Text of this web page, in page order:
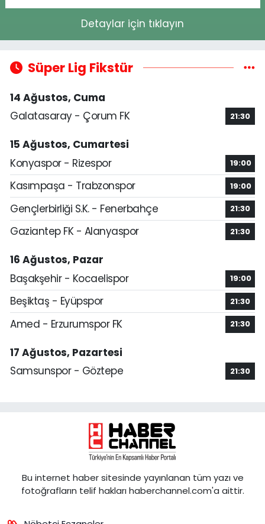
Detaylar için tıklayın
Süper Lig Fikstür
14 Ağustos, Cuma
Galatasaray - Çorum FK
21:30
15 Ağustos, Cumartesi
Konyaspor - Rizespor
19:00
Kasımpaşa - Trabzonspor 19:00
Gençlerbirliği S.K. - Fenerbahçe 21:30
Gaziantep FK - Alanyaspor 21:30
16 Ağustos, Pazar
Başakşehir - Kocaelispor
19:00
Beşiktaş - Eyüpspor 21:30
Amed - Erzurumspor FK 21:30
17 Ağustos, Pazartesi
Samsunspor - Göztepe
21:30
Bu internet haber sitesinde yayınlanan tüm yazı ve
fotoğrafların telif hakları haberchannel.com'a aittir.